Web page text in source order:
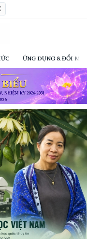
ỨNG DỤNG & ĐỔI